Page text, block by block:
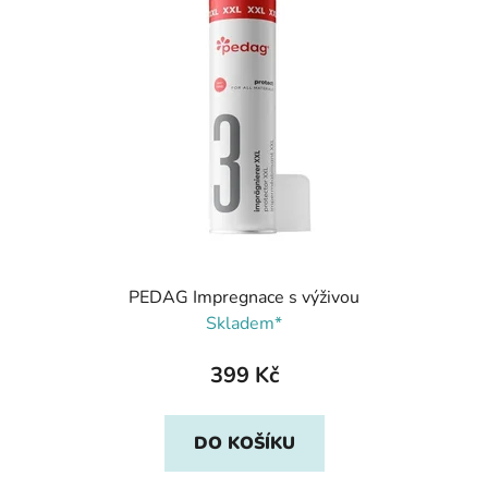
PEDAG Impregnace s výživou
Skladem*
399 Kč
DO KOŠÍKU